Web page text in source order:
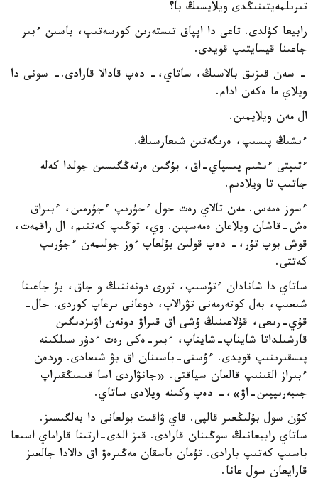
تىرىلمەيتىنىڭدى ويلايسىڭ با؟
رابيعا كۇلدى. تاعى دا اپپاق تىستەرىن كورسەتىپ، باسىن ءبىر
جاعىنا قيسايتىپ قويدى.
- سەن قىزىق بالاسىڭ، ساتاي،- دەپ قادالا قارادى.- سونى دا
ويلاي ما ەكەن ادام.
ال مەن ويلايمىن.
ءىشىڭ پىسىپ، ەرىگەتىن شىعارسىڭ.
ءتىپتى ءىشىم پىسپاي-اق، بۇگىن ەرتەڭگىسىن جولدا كەلە
جاتىپ تا ويلادىم.
ءسوز ەمەس. مەن تالاي رەت جول ءجۇرىپ ءجۇرمىن، ءبىراق
ەش-قاشان ويلاعان ەمەسپىن. وي، توڭىپ كەتتىم، ال راقمەت،
قوش بوپ تۇر،- دەپ قولىن بۇلعاپ ءوز جولىمەن ءجۇرىپ
كەتتى.
ساتاي دا شانادان ءتۇسىپ، تورى دونەننىڭ و جاق، بۇ جاعىنا
شىعىپ، بەل كوتەرمەنى تۋرالاپ، دوعانى ىرعاپ كوردى. جال-
قۇي-رىعى، قۇلاعىنىڭ ۇشى اق قىراۋ دونەن اۋىزدىگىن
قارشىلداتا شايناپ-شايناپ، ءبىر-ەكى رەت ءدۇر سىلكىنە
پىسقىرىنىپ قويدى. ءۇستى-باسىنان اق بۋ شىعادى. وردەن
ءبىراز القىنىپ قالعان سياقتى. «جانۋاردى اسا قىسىڭقىراپ
جىبەرىپپىن-اۋ»،- دەپ وكىنە ويلادى ساتاي.
كۇن سول بۇلىڭعىر قالپى. قاي ۋاقىت بولعانى دا بەلگىسىز.
ساتاي رابيعانىڭ سوڭىنان قارادى. قىز الدى-ارتىنا قاراماي اسىعا
باسىپ كەتىپ بارادى. تۇمان باسقان مەڭىرەۋ اق دالادا جالعىز
قارايعان سول عانا.